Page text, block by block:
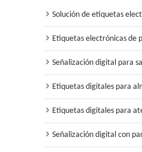
Solución de etiquetas electrónicas
Etiquetas electrónicas de papel
Señalización digital para
Etiquetas digitales para
Etiquetas digitales para
Señalización digital con